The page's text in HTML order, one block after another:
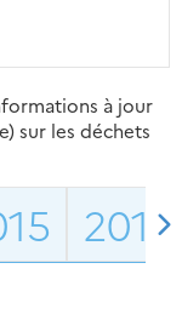
à jour
sur les déchets
2016